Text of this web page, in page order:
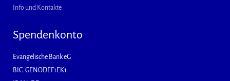
Info und Kontakte
Spendenkonto
Evangelische Bank eG
BIC: GENODEF1EK1